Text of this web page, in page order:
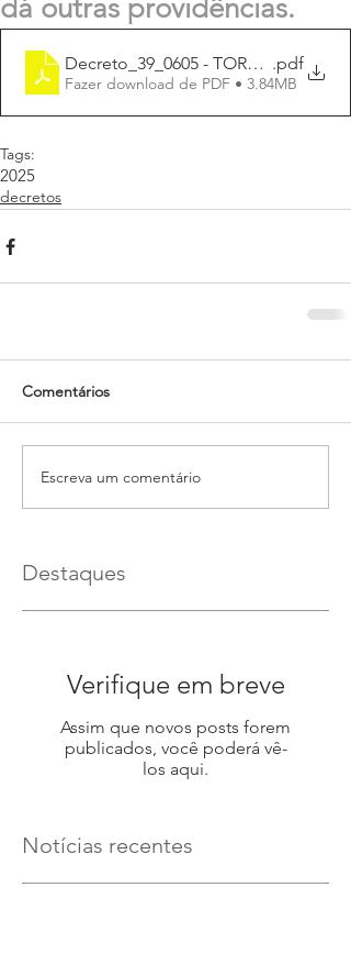
dá outras providências.
Decreto_39_0605 - TORNEIO DE
.pdf
Fazer download de PDF • 3.84MB
Tags:
2025
decretos
Comentários
Escreva um comentário
Destaques
Verifique em breve
Assim que novos posts forem
publicados, você poderá vê-
los aqui.
Notícias recentes